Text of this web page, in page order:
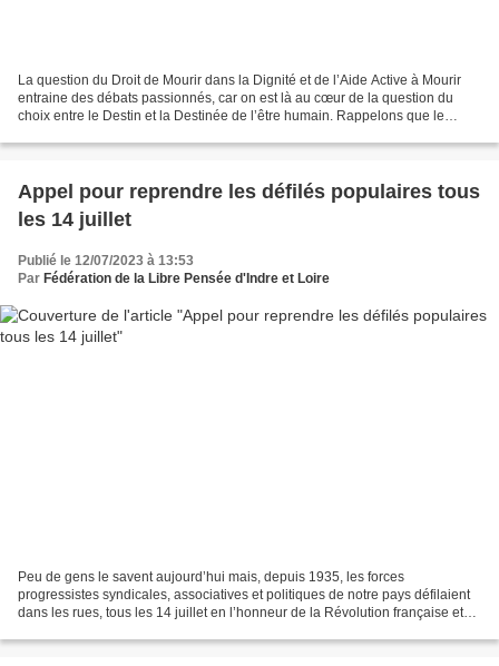
La question du Droit de Mourir dans la Dignité et de l’Aide Active à Mourir
entraine des débats passionnés, car on est là au cœur de la question du
choix entre le Destin et la Destinée de l’être humain. Rappelons que le
Appel pour reprendre les défilés populaires tous
les 14 juillet
Publié le 12/07/2023 à 13:53
Par Fédération de la Libre Pensée d'Indre et Loire
Peu de gens le savent aujourd’hui mais, depuis 1935, les forces
progressistes syndicales, associatives et politiques de notre pays défilaient
dans les rues, tous les 14 juillet en l’honneur de la Révolution française et